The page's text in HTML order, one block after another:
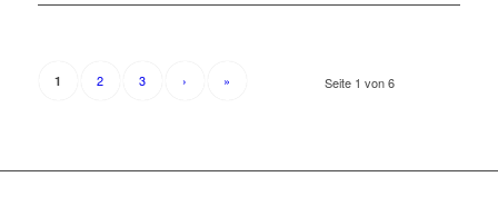
Seite 1 von 6
1 2 3 › »